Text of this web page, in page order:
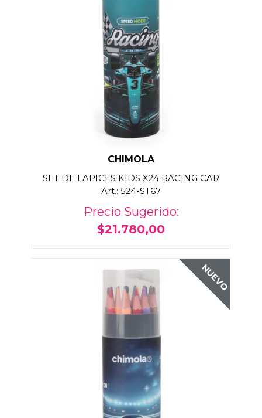
CHIMOLA
SET DE LAPICES KIDS X24 RACING CAR
Art.: 524-ST67
Precio Sugerido:
$21.780,00
NUEVO